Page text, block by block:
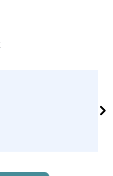
5 csillag.